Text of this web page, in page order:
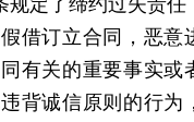
借订立合同，恶意
有关的重要事实或
背诚信原则的行为